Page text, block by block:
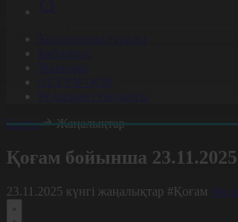
Корпорация туралы
Байланыс
Жарнама
ALTYN QOR
Редакция стандарты
Басты
Жаңалықтар
Қоғам бойынша
23.11.2025 күнгі жаңалықтар #Қоғам